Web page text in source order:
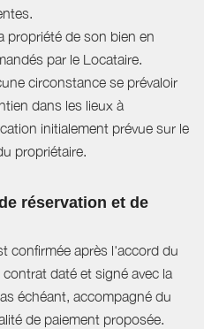
propriété de son bien en
par le Locataire.
circonstance se prévaloir
dans les lieux à
initialement prévue sur le
propriétaire.
réservation et de
confirmée après l'accord du
daté et signé avec la
échéant, accompagné du
de paiement proposée.